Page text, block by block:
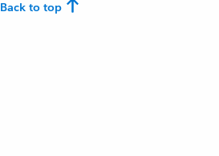
Back to top